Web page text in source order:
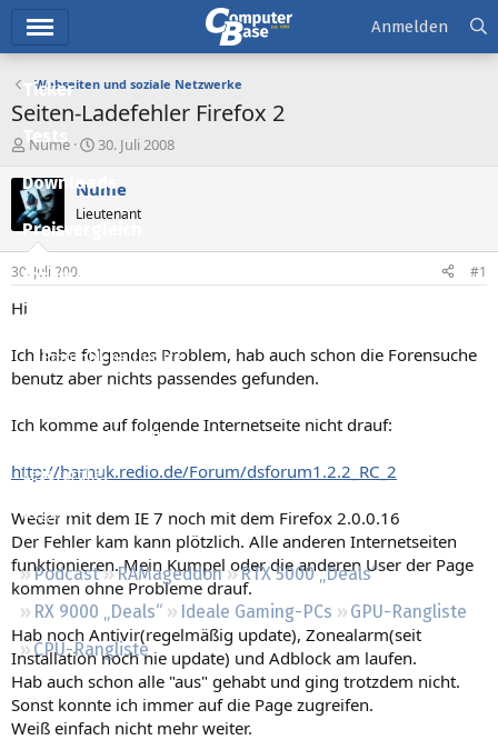
Ticker
Tests
Downloads
Preisvergleich
Forum
Aktuelles
Empfohlene Inhalte
Neueste Aktivitäten
Leserartikel
Regeln
Podcast RAMageddon
RTX 5000 „Deals“
RX 9000 „Deals“
Ideale Gaming-PCs
GPU-Rangliste
CPU-Rangliste
Anmelden
Webseiten und soziale Netzwerke
Seiten-Ladefehler Firefox 2
E
s
t
e
e
Nume
E
s
e
t
30. Juli 2008
Nume
Lieutenant
30. Juli 2008 #1
Hi
Ich habe folgendes Problem, hab auch schon die Forensuche
benutz aber nichts passendes gefunden.
Ich komme auf folgende Internetseite nicht drauf:
http://harnuk.redio.de/Forum/dsforum1.2.2_RC_2
Weder mit dem IE 7 noch mit dem Firefox 2.0.0.16
Der Fehler kam kann plötzlich. Alle anderen Internetseiten
funktionieren. Mein Kumpel oder die anderen User der Page
kommen ohne Probleme drauf.
Hab noch Antivir(regelmäßig update), Zonealarm(seit
Installation noch nie update) und Adblock am laufen.
Hab auch schon alle "aus" gehabt und ging trotzdem nicht.
Sonst konnte ich immer auf die Page zugreifen.
Weiß einfach nicht mehr weiter.